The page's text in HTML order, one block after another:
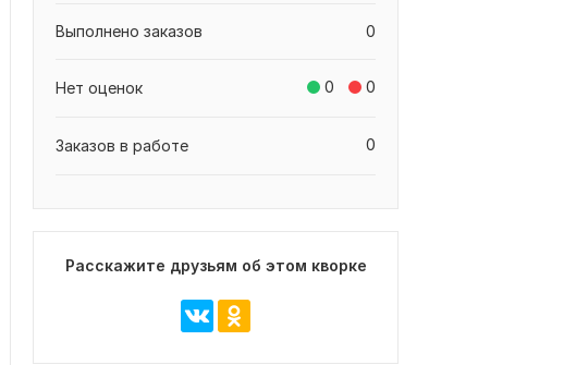
0
Выполнено заказов
0 0
Нет оценок
0
Заказов в работе
Расскажите друзьям об этом кворке